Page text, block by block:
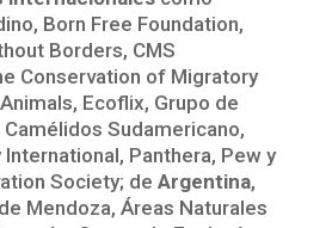
Born Free Foundation,
Borders, CMS
Conservation of Migratory
Ecoflix, Grupo de
Sudamericano,
Panthera, Pew y
Society; de Argentina,
Mendoza, Áreas Naturales